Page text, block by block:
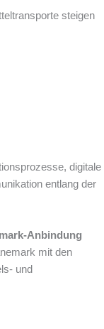
steigen
digitale
entlang der
Anbindung
mit den
und